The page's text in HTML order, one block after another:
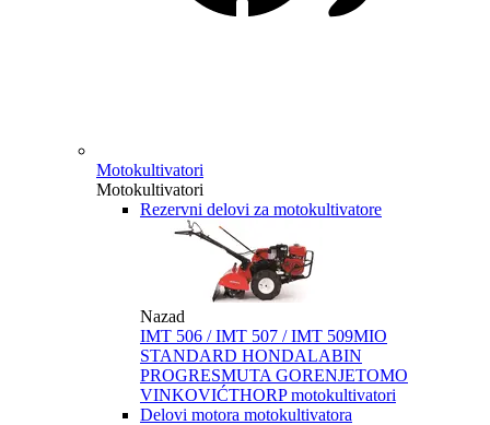
Motokultivatori
Motokultivatori
Rezervni delovi za motokultivatore
Nazad
IMT 506 / IMT 507 / IMT 509MIO
STANDARD HONDALABIN
PROGRESMUTA GORENJETOMO
VINKOVIĆTHORP motokultivatori
Delovi motora motokultivatora